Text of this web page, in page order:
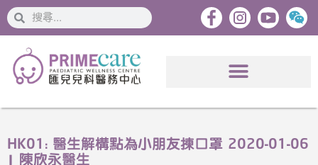
搜
索
搜
索
HK01: 醫生解構點為小朋友揀口罩 2020-01-06
| 陳欣永醫生